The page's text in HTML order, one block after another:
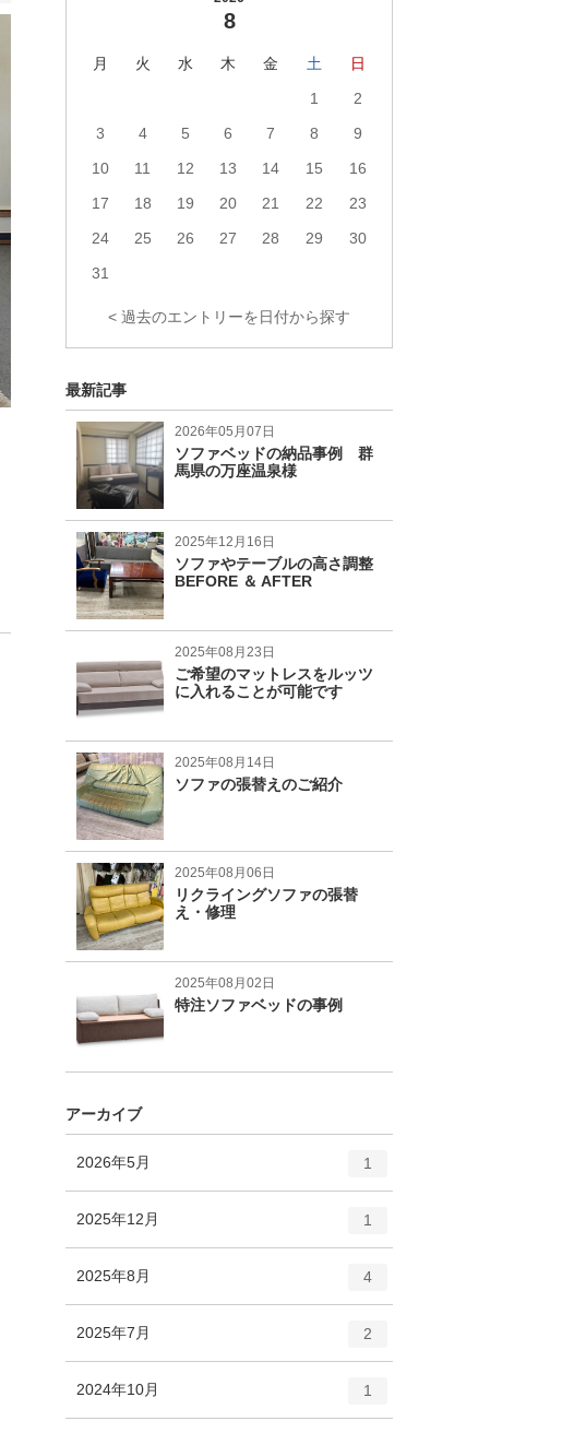
8
月 火 水 木 金 土
日
1
2
3
4 5 6 7 8
9
10
11 12 13 14 15
16
17
18 19 20 21 22
23
24
25 26 27 28 29
30
31
< 過去のエントリーを日付から探す
最新記事
2026年05月07日
ソファベッドの納品事例 群
馬県の万座温泉様
2025年12月16日
ソファやテーブルの高さ調整
BEFORE ＆ AFTER
2025年08月23日
ご希望のマットレスをルッツ
に入れることが可能です
2025年08月14日
ソファの張替えのご紹介
2025年08月06日
リクライングソファの張替
え・修理
2025年08月02日
特注ソファベッドの事例
アーカイブ
2026年5月
リ
ー
1
2025年12月
ー
1
2025年8月
ー
数
4
2025年7月
リ
ー
2
2024年10月 1